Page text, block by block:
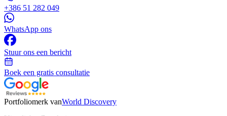
+386 51 282 049
WhatsApp ons
Stuur ons een bericht
Boek een gratis consultatie
Portfoliomerk vanWorld Discovery